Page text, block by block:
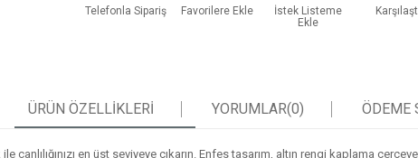
Telefonla Sipariş Favorilere Ekle
İstek Listeme
Ekle
ÜRÜN ÖZELLIKLERI YORUMLAR(0) ÖDEME
en üst seviyeye çıkarın. Enfes tasarım, altın rengi kaplama